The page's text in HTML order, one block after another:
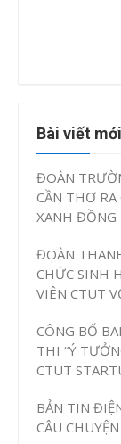
Bài viết mới
ĐOÀN
CẦN THƠ
XANH
ĐOÀN
CHỨC SINH
VIÊN CTUT
CÔNG BỐ
THI “Ý
CTUT
BẢN TIN
CÂU